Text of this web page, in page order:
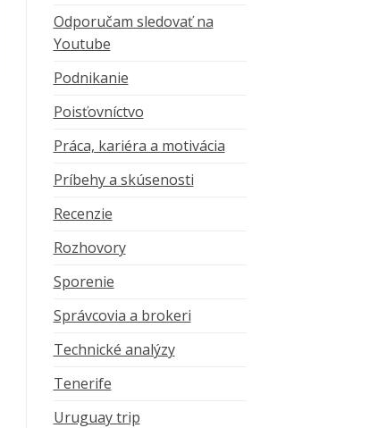
Odporučam sledovať na
Youtube
Podnikanie
Poisťovníctvo
Práca, kariéra a motivácia
Príbehy a skúsenosti
Recenzie
Rozhovory
Sporenie
Správcovia a brokeri
Technické analýzy
Tenerife
Uruguay trip